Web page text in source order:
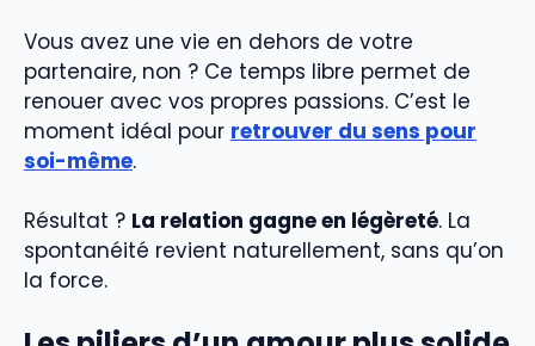
Vous avez une vie en dehors de votre
partenaire, non ? Ce temps libre permet de
renouer avec vos propres passions. C’est le
moment idéal pour retrouver du sens pour
soi-même.
Résultat ? La relation gagne en légèreté. La
spontanéité revient naturellement, sans qu’on
la force.